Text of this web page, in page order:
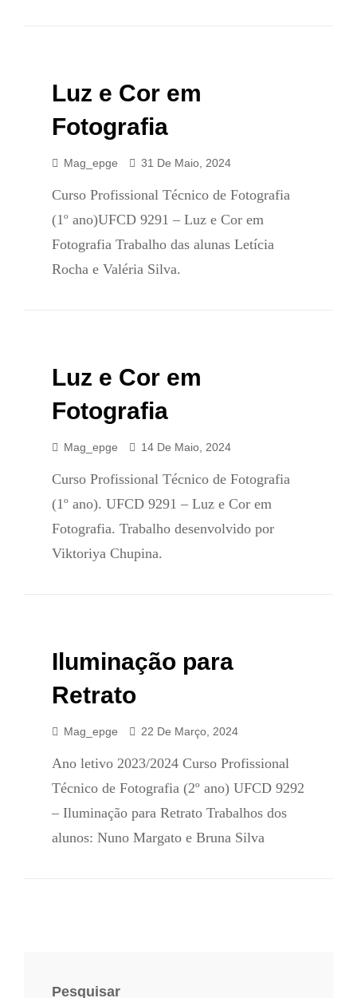
Luz e Cor em
Fotografia
Mag_epge 31 De Maio, 2024
Curso Profissional Técnico de Fotografia
(1º ano)UFCD 9291 – Luz e Cor em
Fotografia Trabalho das alunas Letícia
Rocha e Valéria Silva.
Luz e Cor em
Fotografia
Mag_epge 14 De Maio, 2024
Curso Profissional Técnico de Fotografia
(1º ano). UFCD 9291 – Luz e Cor em
Fotografia. Trabalho desenvolvido por
Viktoriya Chupina.
Iluminação para
Retrato
Mag_epge 22 De Março, 2024
Ano letivo 2023/2024 Curso Profissional
Técnico de Fotografia (2º ano) UFCD 9292
– Iluminação para Retrato Trabalhos dos
alunos: Nuno Margato e Bruna Silva
Pesquisar